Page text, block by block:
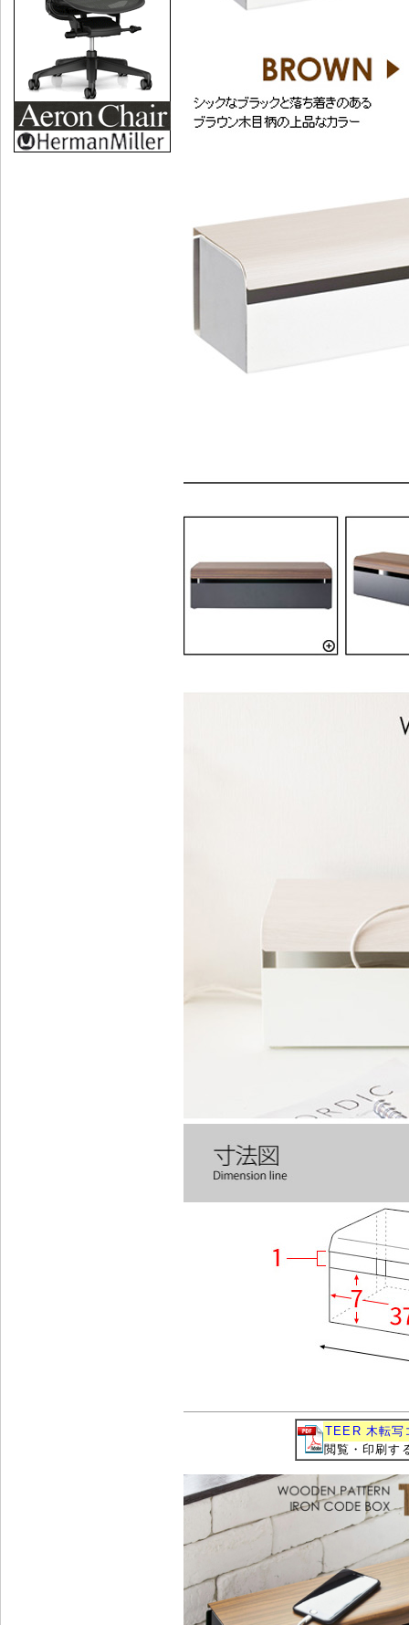
TEER 木転写
閲覧・印刷す